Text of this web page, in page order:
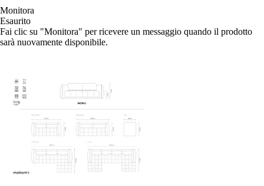
Monitora
Esaurito
Fai clic su "Monitora" per ricevere un messaggio quando il prodotto
sarà nuovamente disponibile.